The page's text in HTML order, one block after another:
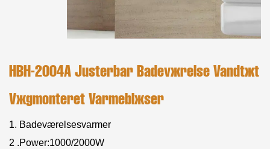
HBH-2004A Justerbar Badeværelse Vandtæt
Vægmonteret Varmeblæser
1. Badeværelsesvarmer
2 .Power:1000/2000W